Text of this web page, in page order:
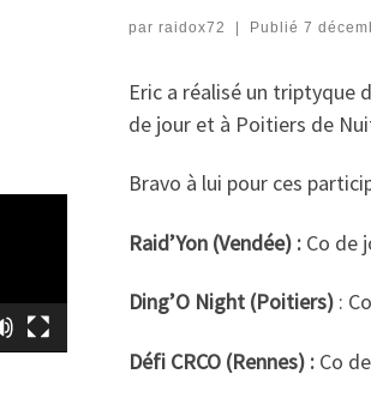
par raidox72 | Publié 7
Eric a réalisé un triptyque
de jour et à Poitiers de
Bravo à lui pour ces
Raid’Yon (Vendée) : Co de
Ding’O Night (Poitiers) :
Défi CRCO (Rennes) : Co